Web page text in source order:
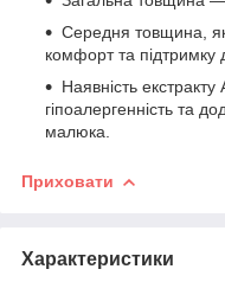
Середня товщина,
комфорт та підтримку
Наявність
гіпоалергенність та
малюка.
Приховати
Характеристики